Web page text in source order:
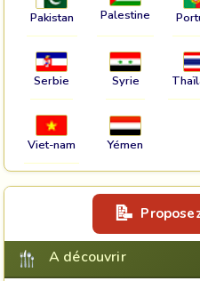
Pakistan Palestine
Serbie Syrie
Viet-nam Yémen
A découvrir